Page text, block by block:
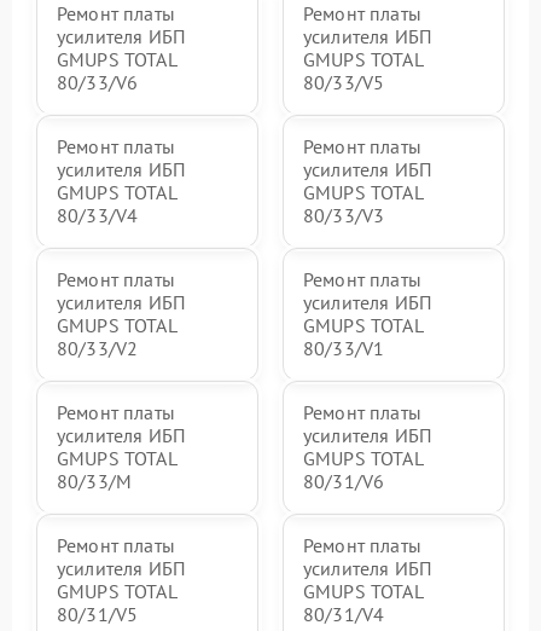
Ремонт платы
усилителя ИБП
GMUPS TOTAL
80/33/V6
Ремонт платы
усилителя ИБП
GMUPS TOTAL
80/33/V5
Ремонт платы
усилителя ИБП
GMUPS TOTAL
80/33/V4
Ремонт платы
усилителя ИБП
GMUPS TOTAL
80/33/V3
Ремонт платы
усилителя ИБП
GMUPS TOTAL
80/33/V2
Ремонт платы
усилителя ИБП
GMUPS TOTAL
80/33/V1
Ремонт платы
усилителя ИБП
GMUPS TOTAL
80/33/M
Ремонт платы
усилителя ИБП
GMUPS TOTAL
80/31/V6
Ремонт платы
усилителя ИБП
GMUPS TOTAL
80/31/V5
Ремонт платы
усилителя ИБП
GMUPS TOTAL
80/31/V4